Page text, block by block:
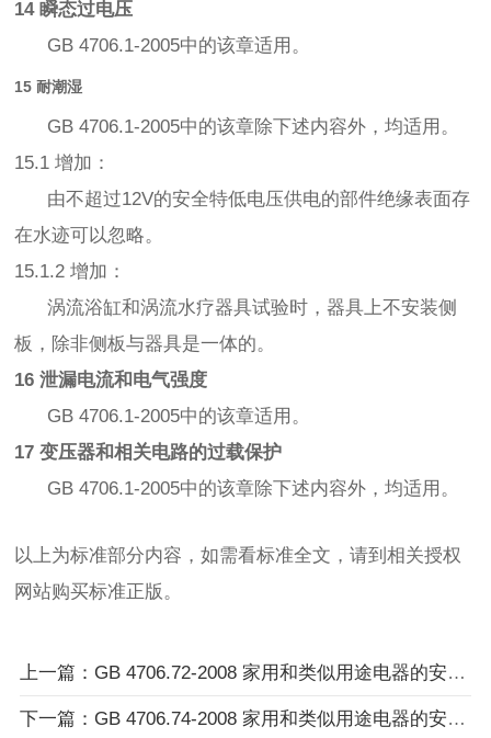
14 瞬态过电压
GB 4706.1-2005中的该章适用。
15 耐潮湿
GB 4706.1-2005中的该章除下述内容外，均适用。
15.1 增加：
由不超过12V的安全特低电压供电的部件绝缘表面存
在水迹可以忽略。
15.1.2 增加：
涡流浴缸和涡流水疗器具试验时，器具上不安装侧
板，除非侧板与器具是一体的。
16 泄漏电流和电气强度
GB 4706.1-2005中的该章适用。
17 变压器和相关电路的过载保护
GB 4706.1-2005中的该章除下述内容外，均适用。
以上为标准部分内容，如需看标准全文，请到相关授权
网站购买标准正版。
上一篇：GB 4706.72-2008 家用和类似用途电器的安全 商用售卖机的特殊要求
下一篇：GB 4706.74-2008 家用和类似用途电器的安全 缝纫机的特殊要求